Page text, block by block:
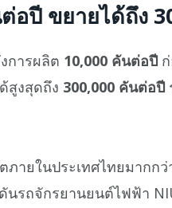
อปี ขยายได้ถึง
การผลิต 10,000 คันต่อปี
สูงสุดถึง 300,000 คันต่อปี
ายในประเทศไทยมากกว่
รถจักรยานยนต์ไฟฟ้า